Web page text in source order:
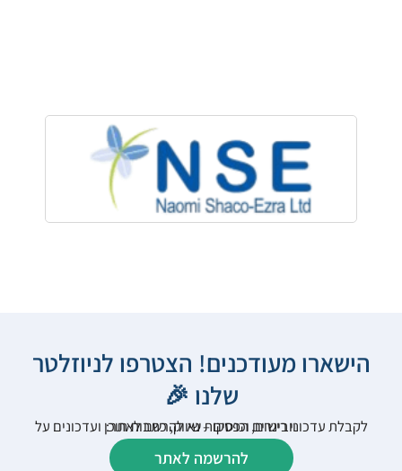
הישארו מעודכנים! הצטרפו לניוזלטר
שלנו 🎉
לקבלת עדכוני רישום, הפסקות שיווק, כתבות תוכן ועדכונים על וובינרים וכנסים – נא להרשם לאתר:
להרשמה לאתר